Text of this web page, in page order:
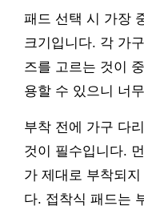
패드 선택 시 가장
크기입니다. 각 가
즈를 고르는 것이
용할 수 있으니 너
부착 전에 가구 다
것이 필수입니다.
가 제대로 부착되
다. 접착식 패드는